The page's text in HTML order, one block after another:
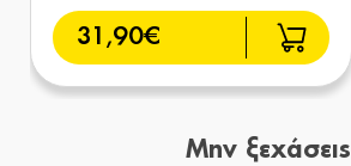
31,90€
Μην ξεχάσεις